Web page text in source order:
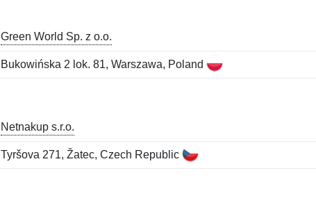
Green World Sp. z o.o.
Bukowińska 2 lok. 81, Warszawa, Poland
Netnakup s.r.o.
Tyršova 271, Žatec, Czech Republic